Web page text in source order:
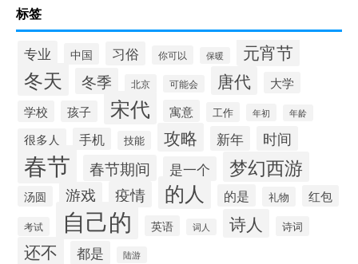
标签
专业 中国 习俗 你可以 保暖 元宵节
冬天 冬季 北京 可能会 唐代
大学
学校
孩子 宋代 寓意 工作 年初 年龄
很多人 手机 技能 攻略 新年 时间
春节 春节期间 是一个 梦幻西游
汤圆 游戏 疫情 的人 的是 礼物 红包
考试 自己的 英语 词人 诗人 诗词
还不 都是 陆游